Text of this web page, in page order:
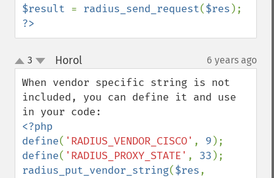
$result = radius_send_request($res
?>
up
down
3 Horol¶ 6 years ago
When vendor specific string is not
included, you can define it and use
<?php
define( 'RADIUS_VENDOR_CISCO' , 9
define( 'RADIUS_PROXY_STATE' , 33
radius_put_vendor_string($res